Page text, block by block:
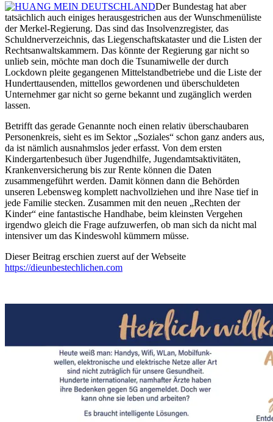
Der Bundestag hat aber
tatsächlich auch einiges herausgestrichen aus der Wunschmenüliste
der Merkel-Regierung. Das sind das Insolvenzregister, das
Schuldnerverzeichnis, das Liegenschaftskataster und die Listen der
Rechtsanwaltskammern. Das könnte der Regierung gar nicht so
unlieb sein, möchte man doch die Tsunamiwelle der durch
Lockdown pleite gegangenen Mittelstandbetriebe und die Liste der
Hunderttausenden, mittellos gewordenen und überschuldeten
Unternehmer gar nicht so gerne bekannt und zugänglich werden
lassen.
Betrifft das gerade Genannte noch einen relativ überschaubaren
Personenkreis, sieht es im Sektor „Soziales“ schon ganz anders aus,
da ist nämlich ausnahmslos jeder erfasst. Von dem ersten
Kindergartenbesuch über Jugendhilfe, Jugendamtsaktivitäten,
Krankenversicherung bis zur Rente können die Daten
zusammengeführt werden. Damit können dann die Behörden
unseren Lebensweg komplett nachvollziehen und ihre Nase tief in
jede Familie stecken. Zusammen mit den neuen „Rechten der
Kinder“ eine fantastische Handhabe, beim kleinsten Vergehen
irgendwo gleich die Frage aufzuwerfen, ob man sich da nicht mal
intensiver um das Kindeswohl kümmern müsse.
Dieser Beitrag erschien zuerst auf der Webseite
https://dieunbestechlichen.com